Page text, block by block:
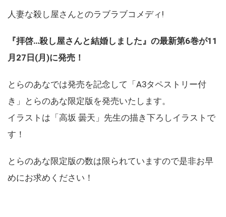
人妻な殺し屋さんとのラブラブコメディ!
『拝啓…殺し屋さんと結婚しました』の最新第6巻が11
月27日(月)に発売！
とらのあなでは発売を記念して「A3タペストリー付
き」とらのあな限定版を発売いたします。
イラストは「高坂 曇天」先生の描き下ろしイラストで
す！
とらのあな限定版の数は限られていますので是非お早
めにお求めください！